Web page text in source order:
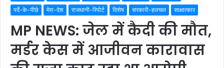
पर्दे-के-पीछे
मेरा-देश राजधानी-रिपोर्ट विशेष सरकारी-हलचल साक्षात्कार
MP NEWS: जेल में कैदी की मौत,
मर्डर केस में आजीवन कारावास